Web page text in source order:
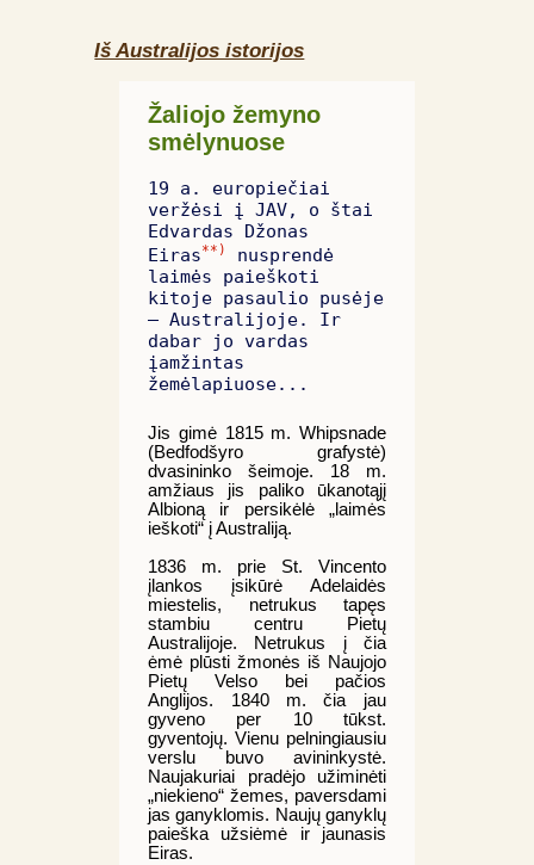
Iš Australijos istorijos
Žaliojo žemyno
smėlynuose
19 a. europiečiai
veržėsi į JAV, o štai
Edvardas Džonas
Eiras**)
nusprendė
laimės paieškoti
kitoje pasaulio pusėje
– Australijoje. Ir
dabar jo vardas
įamžintas
žemėlapiuose...
Jis gimė 1815 m. Whipsnade
(Bedfodšyro grafystė)
dvasininko šeimoje. 18 m.
amžiaus jis paliko ūkanotąjį
Albioną ir persikėlė „laimės
ieškoti“ į Australiją.
1836 m. prie St. Vincento
įlankos įsikūrė Adelaidės
miestelis, netrukus tapęs
stambiu centru Pietų
Australijoje. Netrukus į čia
ėmė plūsti žmonės iš Naujojo
Pietų Velso bei pačios
Anglijos. 1840 m. čia jau
gyveno per 10 tūkst.
gyventojų. Vienu pelningiausiu
verslu buvo avininkystė.
Naujakuriai pradėjo užiminėti
„niekieno“ žemes, paversdami
jas ganyklomis. Naujų ganyklų
paieška užsiėmė ir jaunasis
Eiras.